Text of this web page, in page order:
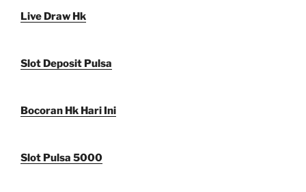
Live Draw Hk
Slot Deposit Pulsa
Bocoran Hk Hari Ini
Slot Pulsa 5000